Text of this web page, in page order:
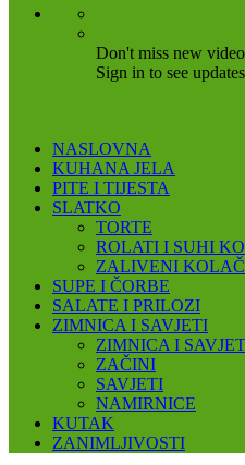
Don't miss new
Sign in to see
NASLOVNA
KUHANA JELA
PITE I TIJESTA
SLATKO
TORTE
ROLATI I SUHI
ZALIVENI
SUPE I ČORBE
SALATE I PRILOZI
ZIMNICA I SAVJETI
ZIMNICA I
ZAČINI
SAVJETI
NAMIRNICE
KUTAK
ZANIMLJIVOSTI